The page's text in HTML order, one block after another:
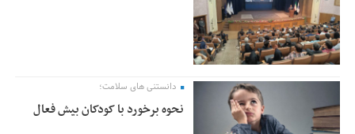
دانستنی های سلامت؛
نحوه برخورد با کودکان بیش فعال